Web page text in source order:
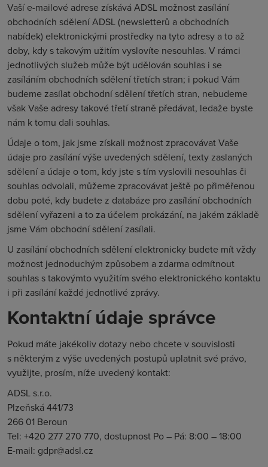
Vaší e-mailové adrese získává ADSL možnost zasílání
obchodních sdělení ADSL (newsletterů a obchodních
nabídek) elektronickými prostředky na tyto adresy a to až
doby, kdy s takovým užitím vyslovíte nesouhlas. V rámci
jednotlivých služeb může být udělován souhlas i se
zasíláním obchodních sdělení třetích stran; i pokud Vám
budeme zasílat obchodní sdělení třetích stran, nebudeme
však Vaše adresy takové třetí straně předávat, ledaže byste
nám k tomu dali souhlas.
Údaje o tom, jak jsme získali možnost zpracovávat Vaše
údaje pro zasílání výše uvedených sdělení, texty zaslaných
sdělení a údaje o tom, kdy jste s tím vyslovili nesouhlas či
souhlas odvolali, můžeme zpracovávat ještě po přiměřenou
dobu poté, kdy budete z databáze pro zasílání obchodních
sdělení vyřazeni a to za účelem prokázání, na jakém základě
jsme Vám obchodní sdělení zasílali.
U zasílání obchodních sdělení elektronicky budete mít vždy
možnost jednoduchým způsobem a zdarma odmítnout
souhlas s takovýmto využitím svého elektronického kontaktu
i při zasílání každé jednotlivé zprávy.
Kontaktní údaje správce
Pokud máte jakékoliv dotazy nebo chcete v souvislosti
s některým z výše uvedených postupů uplatnit své právo,
využijte, prosím, níže uvedený kontakt:
ADSL s.r.o.
Plzeňská 441/73
266 01 Beroun
Tel: +420 277 270 770, dostupnost Po – Pá: 8:00 – 18:00
E-mail: gdpr@adsl.cz